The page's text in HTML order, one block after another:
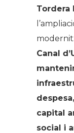
Tordera
Canal
capital
social i